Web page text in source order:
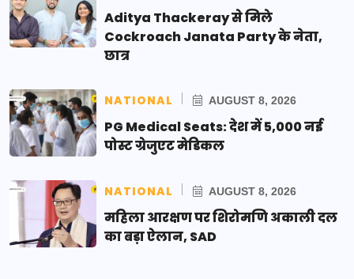
Aditya Thackeray से मिले
Cockroach Janata Party के नेता,
छात्र
NATIONAL AUGUST 8, 2026
PG Medical Seats: देश में 5,000 नई
पोस्ट ग्रेजुएट मेडिकल
NATIONAL AUGUST 8, 2026
महिला आरक्षण पर शिरोमणि अकाली दल
का बड़ा ऐलान, SAD